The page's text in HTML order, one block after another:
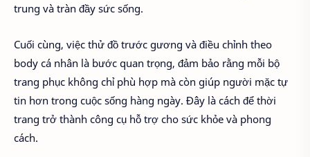
trung và tràn đầy sức sống.
Cuối cùng, việc thử đồ trước gương và điều chỉnh theo
body cá nhân là bước quan trọng, đảm bảo rằng mỗi bộ
trang phục không chỉ phù hợp mà còn giúp người mặc tự
tin hơn trong cuộc sống hàng ngày. Đây là cách để thời
trang trở thành công cụ hỗ trợ cho sức khỏe và phong
cách.